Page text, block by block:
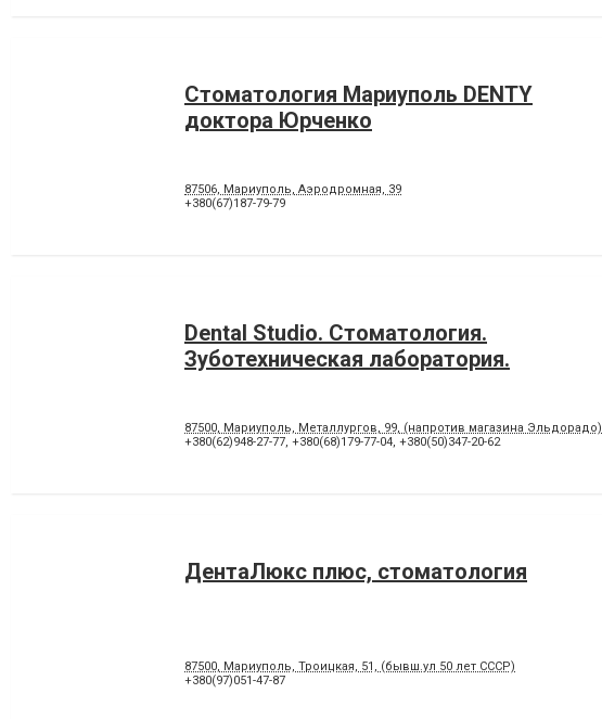
Стоматология Мариуполь DENTY
доктора Юрченко
87506, Мариуполь, Аэродромная, 39
+380(67)187-79-79
Dental Studio. Cтоматология.
Зуботехническая лаборатория.
87500, Мариуполь, Металлургов, 99, (напротив магазина Эльдорадо)
+380(62)948-27-77, +380(68)179-77-04, +380(50)347-20-62
ДентаЛюкс плюс, стоматология
87500, Мариуполь, Троицкая, 51, (бывш.ул 50 лет СССР)
+380(97)051-47-87